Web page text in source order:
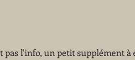
l'info, un petit supplément